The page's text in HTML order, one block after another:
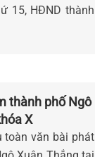
15, HĐND thành
thành phố Ngô
X
toàn văn bài phát